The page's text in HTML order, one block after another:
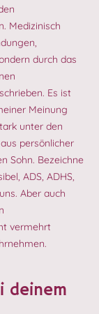
Medizinisch
durch das
Es ist
Meinung
unter den
persönlicher
Sohn. Bezeichne
ADS, ADHS,
Aber auch
vermehrt
deinem